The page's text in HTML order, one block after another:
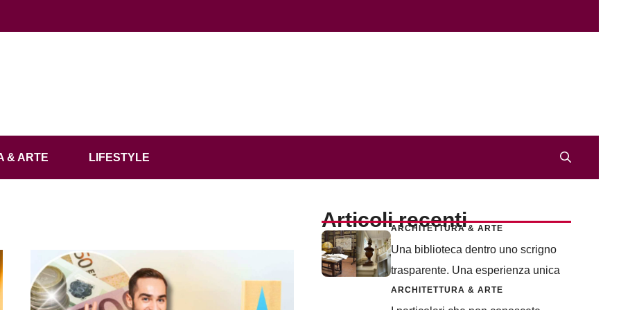
& ARTE LIFESTYLE
Articoli recenti
ARCHITETTURA & ARTE
Una biblioteca dentro uno scrigno
trasparente. Una esperienza unica
ARCHITETTURA & ARTE